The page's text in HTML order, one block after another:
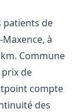
patients de
à
Commune
de
compte
des